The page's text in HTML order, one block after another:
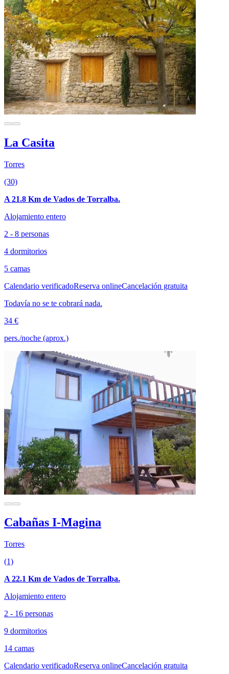
La Casita
Torres
(30)
A 21.8 Km de Vados de Torralba.
Alojamiento entero
2 - 8 personas
4 dormitorios
5 camas
Calendario verificadoReserva onlineCancelación gratuita
Todavía no se te cobrará nada.
34 €
pers./noche (aprox.)
Cabañas I-Magina
Torres
(1)
A 22.1 Km de Vados de Torralba.
Alojamiento entero
2 - 16 personas
9 dormitorios
14 camas
Calendario verificadoReserva onlineCancelación gratuita